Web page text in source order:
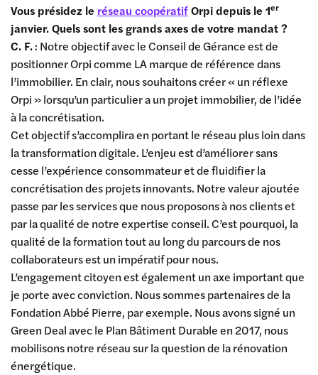
Vous présidez le réseau coopératifOrpi depuis le 1er
janvier. Quels sont les grands axes de votre mandat ?
C. F.: Notre objectif avec le Conseil de Gérance est de
positionner Orpi comme LA marque de référence dans
l’immobilier. En clair, nous souhaitons créer « un réflexe
Orpi » lorsqu’un particulier a un projet immobilier, de l’idée
à la concrétisation.
Cet objectif s’accomplira en portant le réseau plus loin dans
la transformation digitale. L’enjeu est d’améliorer sans
cesse l’expérience consommateur et de fluidifier la
concrétisation des projets innovants. Notre valeur ajoutée
passe par les services que nous proposons à nos clients et
par la qualité de notre expertise conseil. C’est pourquoi, la
qualité de la formation tout au long du parcours de nos
collaborateurs est un impératif pour nous.
L’engagement citoyen est également un axe important que
je porte avec conviction. Nous sommes partenaires de la
Fondation Abbé Pierre, par exemple. Nous avons signé un
Green Deal avec le Plan Bâtiment Durable en 2017, nous
mobilisons notre réseau sur la question de la rénovation
énergétique.